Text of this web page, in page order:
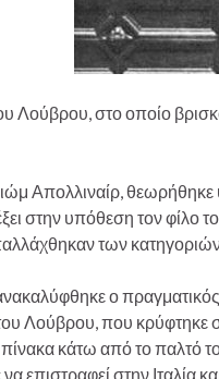
Λούβρου, στο οποίο
Απολλιναίρ,
στην υπόθεση τον φίλο
των
ο
Λούβρου, που κρύφτηκε
πίνακα κάτω από το παλτό
επιστραφεί στην Ιταλία